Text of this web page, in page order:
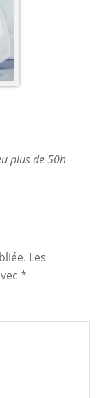
plus de 50h
Les
*